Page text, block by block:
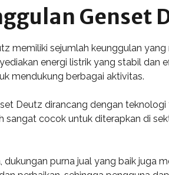
Genset
memiliki sejumlah keunggulan
energi listrik yang stabil dan
mendukung berbagai aktivitas.
Deutz dirancang dengan
sangat cocok untuk diterapkan di
dukungan purna jual yang baik juga